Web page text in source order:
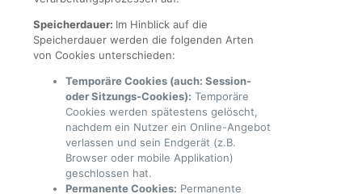
Speicherdauer: Im Hinblick auf die
Speicherdauer werden die folgenden Arten
von Cookies unterschieden:
Temporäre Cookies (auch: Session-
oder Sitzungs-Cookies): Temporäre
Cookies werden spätestens gelöscht,
nachdem ein Nutzer ein Online-Angebot
verlassen und sein Endgerät (z.B.
Browser oder mobile Applikation)
geschlossen hat.
Permanente Cookies: Permanente